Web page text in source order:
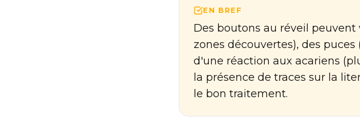
EN BREF
Des boutons au réveil
zones découvertes), des
d'une réaction aux acariens
la présence de traces sur la
le bon traitement.